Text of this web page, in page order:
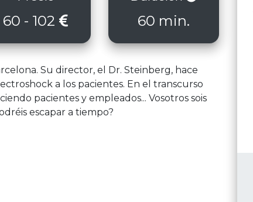
60 - 102 60 min.
Su director, el Dr. Steinberg, hace
a los pacientes. En el transcurso
pacientes y empleados... Vosotros sois
escapar a tiempo?